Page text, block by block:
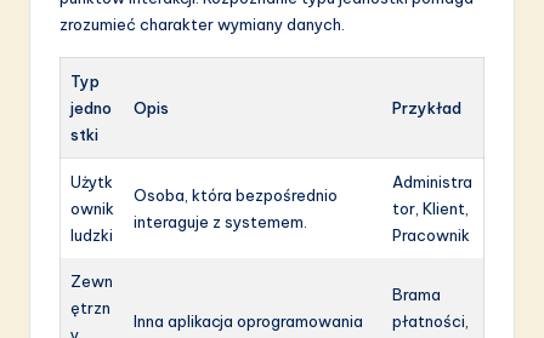
zrozumieć charakter wymiany danych.
Typ
jedno
stki
Opis Przykład
Użytk
ownik
ludzki
Osoba, która bezpośrednio
interaguje z systemem.
Administra
tor, Klient,
Pracownik
Zewn
ętrzn
Inna aplikacja oprogramowania
Brama
płatności,